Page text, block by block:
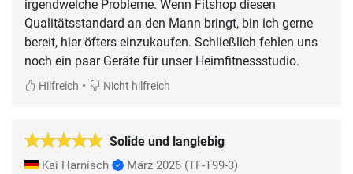
irgendwelche Probleme. Wenn Fitshop diesen
Qualitätsstandard an den Mann bringt, bin ich gerne
bereit, hier öfters einzukaufen. Schließlich fehlen uns
noch ein paar Geräte für unser Heimfitnessstudio.
Hilfreich • Nicht hilfreich
Solide und langlebig
Kai Harnisch März 2026 (TF-T99-3)